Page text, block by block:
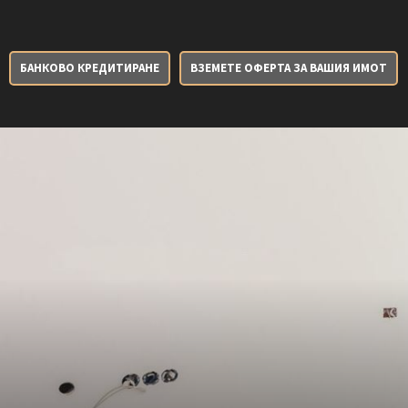
БАНКОВО КРЕДИТИРАНЕ ВЗЕМЕТЕ ОФЕРТА ЗА ВАШИЯ ИМОТ